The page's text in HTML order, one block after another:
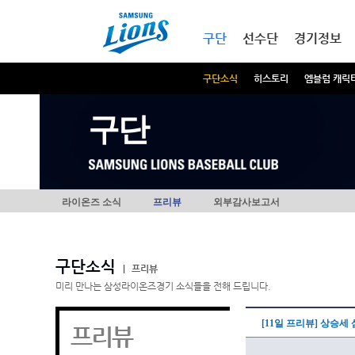
구단
구단소식 히스토리 엠블럼 캐릭
선수단 경기정보
구단
라이온즈 소식 프리뷰 외부감사보고서
구단소식
프리뷰
미리 만나는 삼성라이온즈경기 소식들을 전해 드립니다.
프리뷰 [11일 프리뷰] 상승세